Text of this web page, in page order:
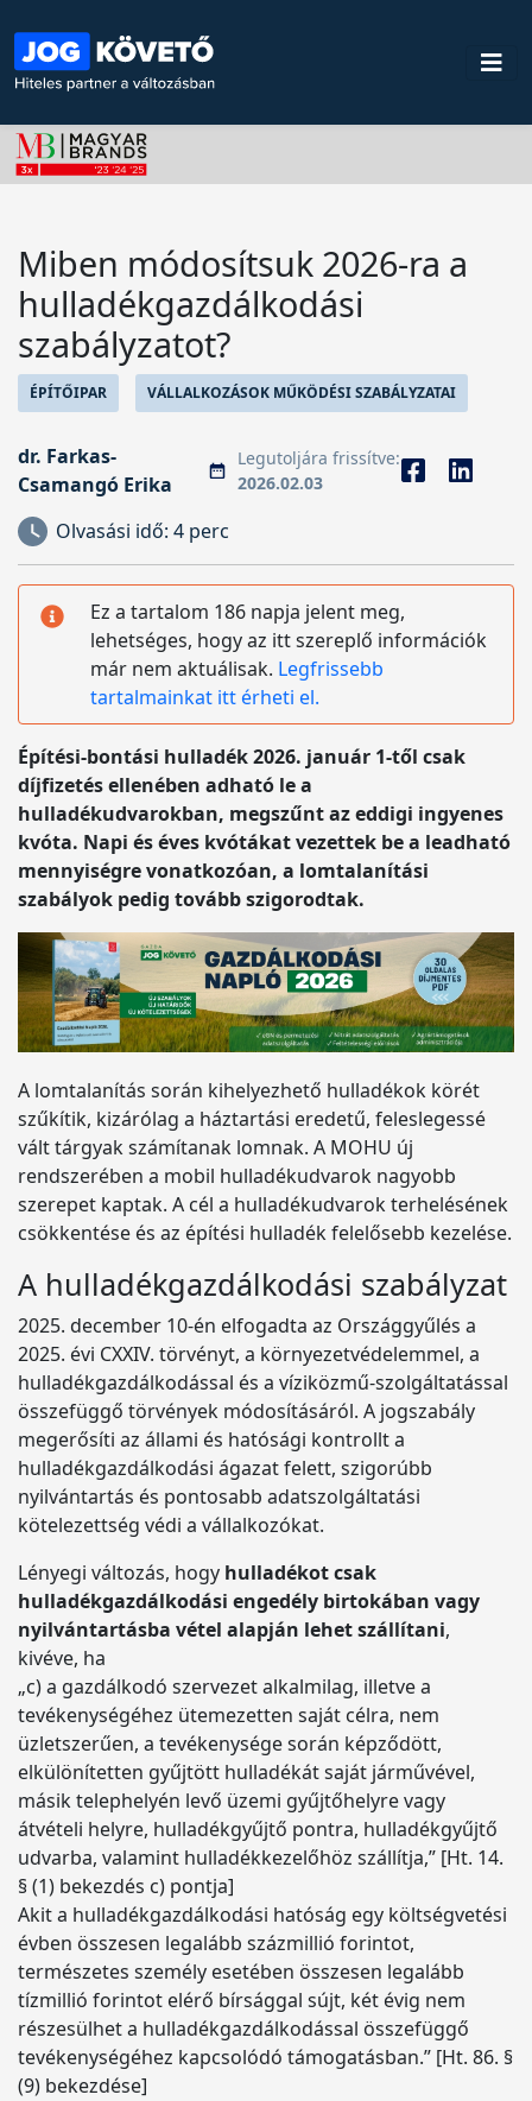
Miben módosítsuk 2026-ra a
hulladékgazdálkodási
szabályzatot?
ÉPÍTŐIPAR VÁLLALKOZÁSOK MŰKÖDÉSI SZABÁLYZATAI
dr. Farkas-
Csamangó Erika
Legutoljára frissítve:
2026.02.03
Olvasási idő: 4 perc
Ez a tartalom 186 napja jelent meg,
lehetséges, hogy az itt szereplő információk
már nem aktuálisak. Legfrissebb
tartalmainkat itt érheti el.
Építési-bontási hulladék 2026. január 1-től csak
díjfizetés ellenében adható le a
hulladékudvarokban, megszűnt az eddigi ingyenes
kvóta. Napi és éves kvótákat vezettek be a leadható
mennyiségre vonatkozóan, a lomtalanítási
szabályok pedig tovább szigorodtak.
A lomtalanítás során kihelyezhető hulladékok körét
szűkítik, kizárólag a háztartási eredetű, feleslegessé
vált tárgyak számítanak lomnak. A MOHU új
rendszerében a mobil hulladékudvarok nagyobb
szerepet kaptak. A cél a hulladékudvarok terhelésének
csökkentése és az építési hulladék felelősebb kezelése.
A hulladékgazdálkodási szabályzat
2025. december 10-én elfogadta az Országgyűlés a
2025. évi CXXIV. törvényt, a környezetvédelemmel, a
hulladékgazdálkodással és a víziközmű-szolgáltatással
összefüggő törvények módosításáról. A jogszabály
megerősíti az állami és hatósági kontrollt a
hulladékgazdálkodási ágazat felett, szigorúbb
nyilvántartás és pontosabb adatszolgáltatási
kötelezettség védi a vállalkozókat.
Lényegi változás, hogy hulladékot csak
hulladékgazdálkodási engedély birtokában vagy
nyilvántartásba vétel alapján lehet szállítani,
kivéve, ha
„c) a gazdálkodó szervezet alkalmilag, illetve a
tevékenységéhez ütemezetten saját célra, nem
üzletszerűen, a tevékenysége során képződött,
elkülönítetten gyűjtött hulladékát saját járművével,
másik telephelyén levő üzemi gyűjtőhelyre vagy
átvételi helyre, hulladékgyűjtő pontra, hulladékgyűjtő
udvarba, valamint hulladékkezelőhöz szállítja,” [Ht. 14.
§ (1) bekezdés c) pontja]
Akit a hulladékgazdálkodási hatóság egy költségvetési
évben összesen legalább százmillió forintot,
természetes személy esetében összesen legalább
tízmillió forintot elérő bírsággal sújt, két évig nem
részesülhet a hulladékgazdálkodással összefüggő
tevékenységéhez kapcsolódó támogatásban.” [Ht. 86. §
(9) bekezdése]